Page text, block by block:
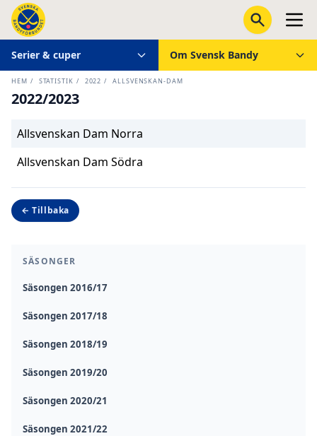
Serier & cuper Om Svensk Bandy
HEM / STATISTIK / 2022 / ALLSVENSKAN-DAM
SÄSONGER
Säsongen 2016/17
Säsongen 2017/18
Säsongen 2018/19
Säsongen 2019/20
Säsongen 2020/21
Säsongen 2021/22
2022/2023
Allsvenskan Dam Norra
Allsvenskan Dam Södra
← Tillbaka